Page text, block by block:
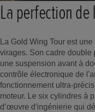
La perfection
La Gold Wing Tour est
virages. Son cadre double
une suspension avant à
contrôle électronique de
fonctionnement ultra-
moteur. Le six cylindres à
d’œuvre d'ingénierie qui